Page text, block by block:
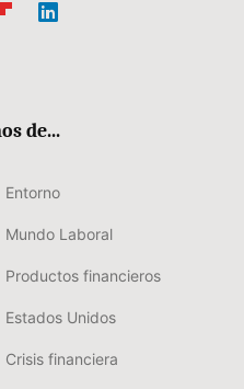
de...
Entorno
Mundo Laboral
Productos financieros
Estados Unidos
Crisis financiera